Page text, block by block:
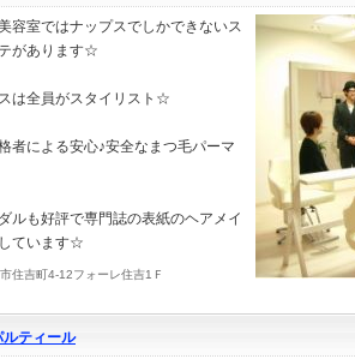
容室ではナップスでしかできないス
があります☆
は全員がスタイリスト☆
者による安心♪安全なまつ毛パーマ
ルも好評で専門誌の表紙のヘアメイ
ています☆
住吉町4-12フォーレ住吉1Ｆ
ティール